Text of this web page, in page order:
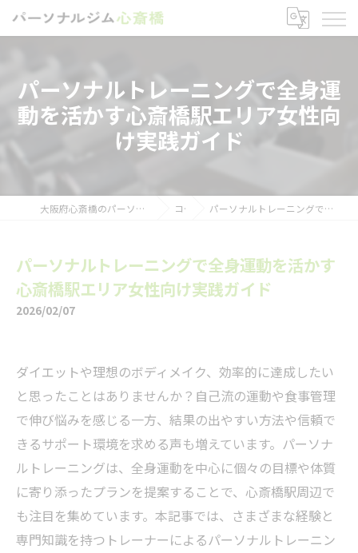
パーソナルトレーニングで全身運
動を活かす心斎橋駅エリア女性向
け実践ガイド
大阪府心斎橋のパーソナルトレーニングならパーソナルジム心斎橋 コラム パーソナルトレーニングで全身運動を活かす心斎橋駅エリア女性向け実践ガイド
パーソナルトレーニングで全身運動を活かす
心斎橋駅エリア女性向け実践ガイド
2026/02/07
ダイエットや理想のボディメイク、効率的に達成したい
と思ったことはありませんか？自己流の運動や食事管理
で伸び悩みを感じる一方、結果の出やすい方法や信頼で
きるサポート環境を求める声も増えています。パーソナ
ルトレーニングは、全身運動を中心に個々の目標や体質
に寄り添ったプランを提案することで、心斎橋駅周辺で
も注目を集めています。本記事では、さまざまな経験と
専門知識を持つトレーナーによるパーソナルトレーニン